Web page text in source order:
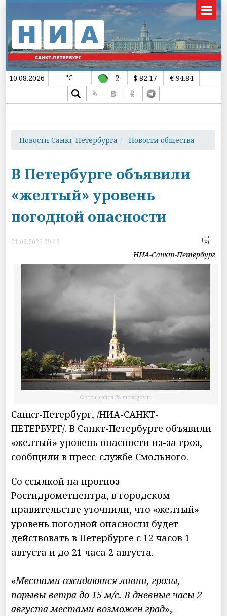
10.08.2026 °C 2 $ 82.17 € 94.84
Новости Санкт-Петербурга Новости общества
В Петербурге объявили
«желтый» уровень
погодной опасности
01.08.2025 09:49
НИА-Санкт-Петербург
Фото с сайта 78.mchs.gov.ru
Санкт-Петербург, /НИА-САНКТ-
ПЕТЕРБУРГ/. В Санкт-Петербурге объявили
«желтый» уровень опасности из-за гроз,
сообщили в пресс-службе Смольного.
Со ссылкой на прогноз
Росгидрометцентра, в городском
правительстве уточнили, что «желтый»
уровень погодной опасности будет
действовать в Петербурге с 12 часов 1
августа и до 21 часа 2 августа.
«Местами ожидаются ливни, грозы,
порывы ветра до 15 м/с. В дневные часы 2
августа местами возможен град», -